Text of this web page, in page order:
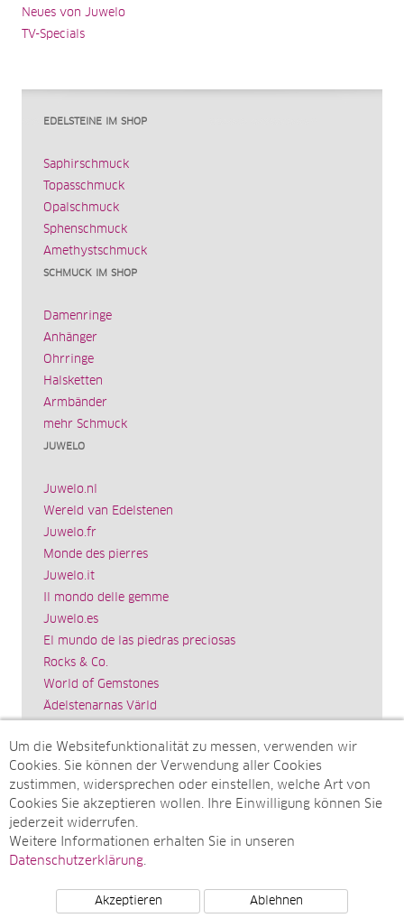
Neues von Juwelo
TV-Specials
EDELSTEINE IM SHOP
Saphirschmuck
Topasschmuck
Opalschmuck
Sphenschmuck
Amethystschmuck
SCHMUCK IM SHOP
Damenringe
Anhänger
Ohrringe
Halsketten
Armbänder
mehr Schmuck
JUWELO
Juwelo.nl
Wereld van Edelstenen
Juwelo.fr
Monde des pierres
Juwelo.it
Il mondo delle gemme
Juwelo.es
El mundo de las piedras preciosas
Rocks & Co.
World of Gemstones
Ädelstenarnas Värld
Impressum
SITEMAP
Sitemap
Monatsarchive
Top-Artikel
Um die Websitefunktionalität zu messen, verwenden wir
Cookies. Sie können der Verwendung aller Cookies
zustimmen, widersprechen oder einstellen, welche Art von
Cookies Sie akzeptieren wollen. Ihre Einwilligung können Sie
jederzeit widerrufen.
Weitere Informationen erhalten Sie in unseren
Datenschutzerklärung.
Akzeptieren Ablehnen